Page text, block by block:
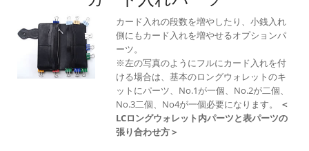
カード入れの段数を増やしたり、小銭入れ
側にもカード入れを増やせるオプションパ
ーツ。
※左の写真のようにフルにカード入れを付
ける場合は、基本のロングウォレットのキ
ットにパーツ、No.1が一個、No.2が二個、
No.3二個、No4が一個必要になります。
＜
LCロングウォレット内パーツと表パーツの
張り合わせ方＞